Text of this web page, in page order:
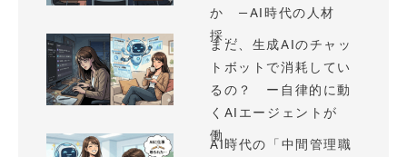
か —AI時代の人材
採...
まだ、生成AIのチャッ
トボットで消耗してい
るの？ ー自律的に動
くAIエージェントが
働...
AI時代の「中間管理職